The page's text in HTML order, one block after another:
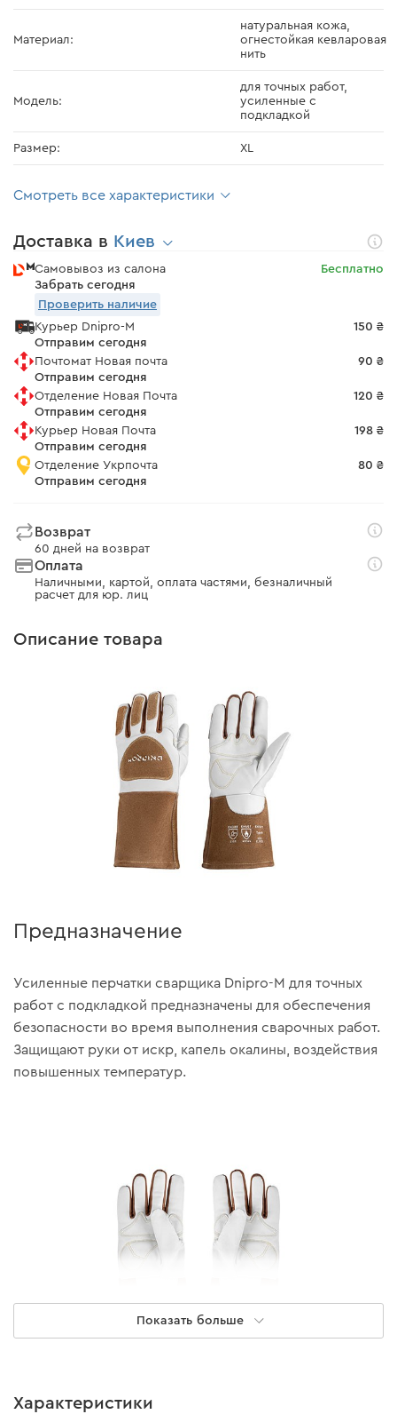
Материал:
натуральная кожа,
огнестойкая кевларовая
нить
Модель:
для точных работ,
усиленные с
подкладкой
Размер: XL
Смотреть все характеристики
Доставка в Киев
Самовывоз из салона
Забрать сегодня
Бесплатно
Проверить наличие
Курьер Dnipro-M
Отправим сегодня
150 ₴
Почтомат Новая почта
Отправим сегодня
90 ₴
Отделение Новая Почта
Отправим сегодня
120 ₴
Курьер Новая Почта
Отправим сегодня
198 ₴
Отделение Укрпочта
Отправим сегодня
80 ₴
Возврат
60 дней на возврат
Оплата
Наличными, картой, оплата частями, безналичный
расчет для юр. лиц
Описание товара
Предназначение
Усиленные перчатки сварщика Dnipro-M для точных
работ с подкладкой предназначены для обеспечения
безопасности во время выполнения сварочных работ.
Защищают руки от искр, капель окалины, воздействия
повышенных температур.
Практичность и надежность
Показать больше
Характеристики